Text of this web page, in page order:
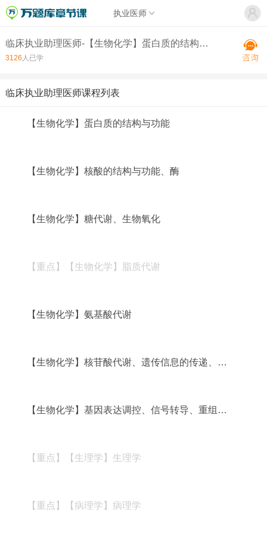
执业医师
临床执业助理医师-【生物化学】蛋白质的结构与功能
3126 人已学
临床执业助理医师课程列表
【生物化学】蛋白质的结构与功能
【生物化学】核酸的结构与功能、酶
【生物化学】糖代谢、生物氧化
【重点】【生物化学】脂质代谢
【生物化学】氨基酸代谢
【生物化学】核苷酸代谢、遗传信息的传递、蛋
【生物化学】基因表达调控、信号转导、重组
【重点】【生理学】生理学
【重点】【病理学】病理学